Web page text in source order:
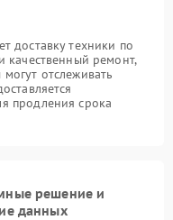
доставку техники по
качественный ремонт,
отслеживать
продления срока
решение и
данных